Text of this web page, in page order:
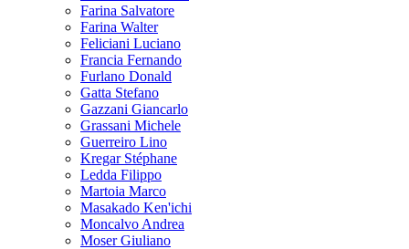
Farina Salvatore
Farina Walter
Feliciani Luciano
Francia Fernando
Furlano Donald
Gatta Stefano
Gazzani Giancarlo
Grassani Michele
Guerreiro Lino
Kregar Stéphane
Ledda Filippo
Martoia Marco
Masakado Ken'ichi
Moncalvo Andrea
Moser Giuliano